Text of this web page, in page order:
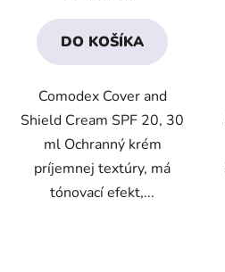
z
DO KOŠÍKA
Comodex Cover and
Shield Cream SPF 20, 30
ml Ochranný krém
príjemnej textúry, má
tónovací efekt,...